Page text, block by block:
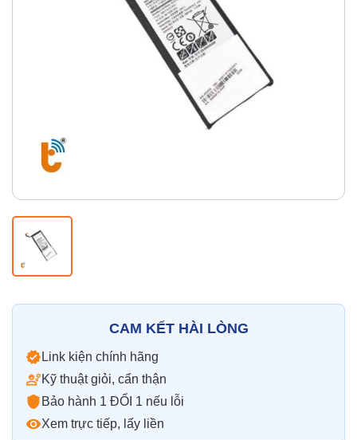
Màn hình Xiaomi Màn hình Realme
Màn hình Vsmart Màn hình Google Pixel
Pin Samsumg Pin Oppo
CAM KẾT HÀI LÒNG
Link kiện chính hãng
Kỹ thuật giỏi, cẩn thận
Bảo hành 1 ĐỔI 1 nếu lỗi
Xem trực tiếp, lấy liền